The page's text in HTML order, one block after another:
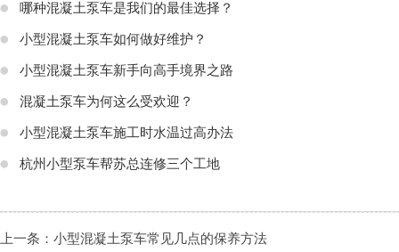
哪种混凝土泵车是我们的最佳选择？
小型混凝土泵车如何做好维护？
小型混凝土泵车新手向高手境界之路
混凝土泵车为何这么受欢迎？
小型混凝土泵车施工时水温过高办法
杭州小型泵车帮苏总连修三个工地
上一条： 小型混凝土泵车常见几点的保养方法